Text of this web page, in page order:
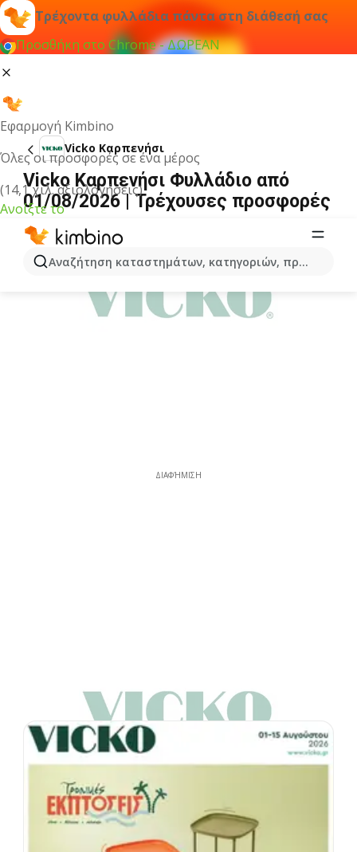
Τρέχοντα φυλλάδια πάντα στη διάθεσή σας
Προσθήκη στο Chrome - ΔΩΡΕΑΝ
Εφαρμογή Kimbino
Όλες οι προσφορές σε ένα μέρος
(14,1 χιλ. αξιολογήσεις)
Ανοίξτε το
Αναζήτηση καταστημάτων, κατηγοριών, προϊόντων...
Vicko Καρπενήσι
Vicko Καρπενήσι Φυλλάδιο από
01/08/2026 | Τρέχουσες προσφορές
ΔΙΑΦΉΜΙΣΗ